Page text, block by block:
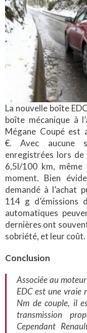
La nouvelle boîte
boîte mécanique à
Mégane Coupé
€. Avec aucune
enregistrées lors de
6,5l/100 km, même
moment. Bien
demandé à l’achat
114 g d’émissions
automatiques
dernières ont
sobriété, et leur coût.
Conclusion
Associée au
EDC est une vraie
Nm de couple, il
transmission
Cependant